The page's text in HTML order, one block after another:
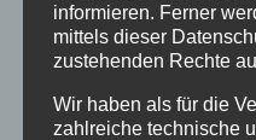
informieren. Ferner
mittels dieser
zustehenden Rechte
Wir haben als für die
zahlreiche technische